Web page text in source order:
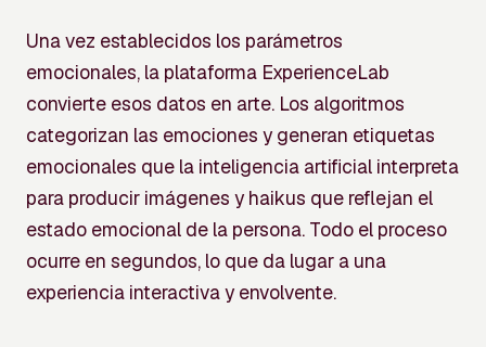
Una vez establecidos los parámetros
emocionales, la plataforma ExperienceLab
convierte esos datos en arte. Los algoritmos
categorizan las emociones y generan etiquetas
emocionales que la inteligencia artificial interpreta
para producir imágenes y haikus que reflejan el
estado emocional de la persona. Todo el proceso
ocurre en segundos, lo que da lugar a una
experiencia interactiva y envolvente.